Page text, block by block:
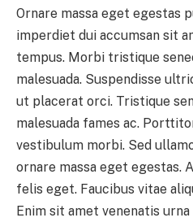
Ornare massa eget egestas
imperdiet dui accumsan sit
tempus. Morbi tristique
malesuada. Suspendisse
ut placerat orci. Tristique
malesuada fames ac.
vestibulum morbi. Sed
ornare massa eget egestas.
felis eget. Faucibus vitae
Enim sit amet venenatis